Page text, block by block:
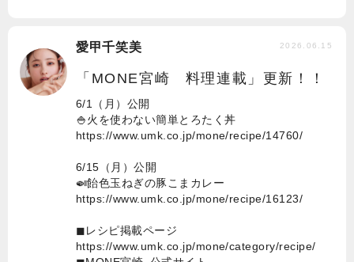
愛甲千笑美
「MONE宮崎 料理連載」更新！！
6/1（月）公開
🍚火を使わない簡単とろたく丼
https://www.umk.co.jp/mone/recipe/14760/
6/15（月）公開
🍛飴色玉ねぎの豚こまカレー
https://www.umk.co.jp/mone/recipe/16123/
◼︎レシピ掲載ページ
https://www.umk.co.jp/mone/category/recipe/
2026.06.15